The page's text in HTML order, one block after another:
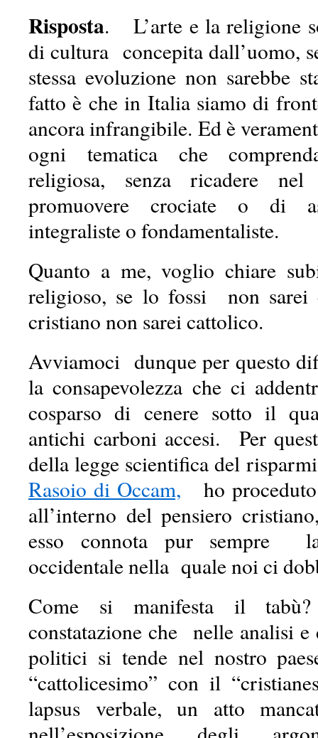
Risposta. L’arte e la religione
di cultura concepita dall’uomo,
stessa evoluzione non sarebbe
fatto è che in Italia siamo di
ancora infrangibile. Ed è
ogni tematica che
religiosa, senza ricadere
promuovere crociate o di
integraliste o fondamentaliste.
Quanto a me, voglio chiare
religioso, se lo fossi non sarei
cristiano non sarei cattolico.
Avviamoci dunque per questo
la consapevolezza che ci
cosparso di cenere sotto il
antichi carboni accesi. Per
della legge scientifica del
Rasoio di Occam, ho proceduto
all’interno del pensiero
esso connota pur sempre
occidentale nella quale noi ci
Come si manifesta il
constatazione che nelle analisi
politici si tende nel nostro
“cattolicesimo” con il
lapsus verbale, un atto